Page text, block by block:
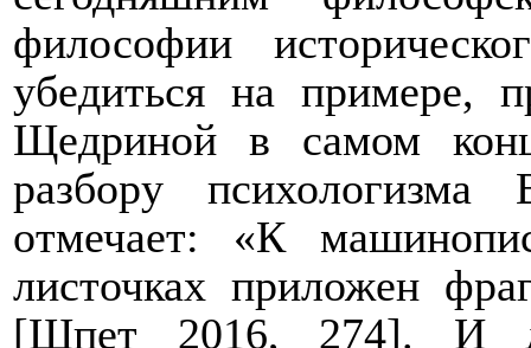
философии
убедиться на примере,
Щедриной в самом
разбору
отмечает: «К
листочках приложен
[Шпет 2016, 274]. И